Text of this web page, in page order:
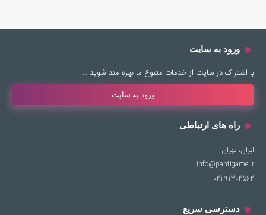
ورود به سایت
با اشتراک در سایت از خدمات متنوع ما بهره مند شوید …
ورود به سایت
راه های ارتباطی
ایران، تهران
info@pantigame.ir
021-91302562
دسترسی سریع